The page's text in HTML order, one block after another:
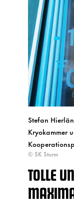
Stefan
Kryokammer
© SK Sturm
TOLLE